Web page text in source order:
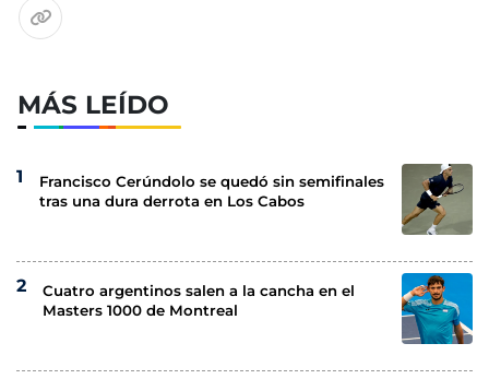
MÁS LEÍDO
Francisco Cerúndolo se quedó sin semifinales
tras una dura derrota en Los Cabos
Cuatro argentinos salen a la cancha en el
Masters 1000 de Montreal